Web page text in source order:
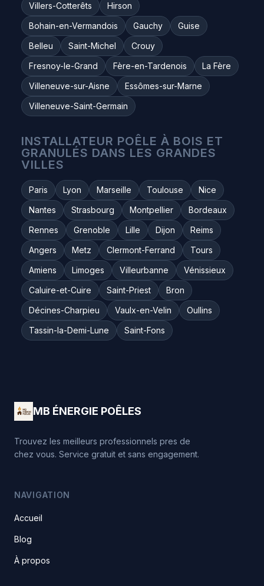
Villers-Cotterêts
Hirson
Bohain-en-Vermandois
Gauchy
Guise
Belleu
Saint-Michel
Crouy
Fresnoy-le-Grand
Fère-en-Tardenois
La Fère
Villeneuve-sur-Aisne
Essômes-sur-Marne
Villeneuve-Saint-Germain
INSTALLATEUR POÊLE À BOIS ET
GRANULÉS DANS LES GRANDES
VILLES
Paris Lyon Marseille Toulouse
Nice
Nantes
Strasbourg Montpellier
Bordeaux
Rennes
Grenoble Lille Dijon
Reims
Angers
Metz Clermont-Ferrand
Tours
Amiens
Limoges Villeurbanne
Vénissieux
Caluire-et-Cuire
Saint-Priest
Bron
Décines-Charpieu
Vaulx-en-Velin
Oullins
Tassin-la-Demi-Lune
Saint-Fons
MB ÉNERGIE POÊLES
Trouvez les meilleurs professionnels pres de
chez vous. Service gratuit et sans engagement.
NAVIGATION
Accueil
Blog
À propos